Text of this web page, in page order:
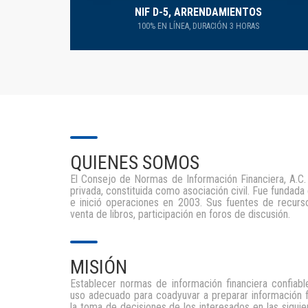
NIF D-5, ARRENDAMIENTOS
100% EN LÍNEA, DURACIÓN 3 HORAS
QUIENES SOMOS
El Consejo de Normas de Información Financiera,
privada, constituida como asociación civil. Fue
e inició operaciones en 2003. Sus fuentes de
venta de libros, participación en foros de discusión.
MISIÓN
Establecer normas de información financiera
uso adecuado para coadyuvar a preparar información